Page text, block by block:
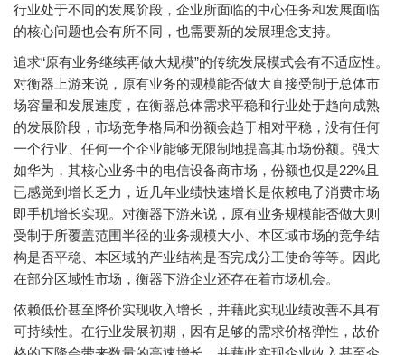
行业处于不同的发展阶段，企业所面临的中心任务和发展面临
的核心问题也会有所不同，也需要新的发展理念支持。
追求“原有业务继续再做大规模”的传统发展模式会有不适应性。
对衡器上游来说，原有业务的规模能否做大直接受制于总体市
场容量和发展速度，在衡器总体需求平稳和行业处于趋向成熟
的发展阶段，市场竞争格局和份额会趋于相对平稳，没有任何
一个行业、任何一个企业能够无限制地提高其市场份额。强大
如华为，其核心业务中的电信设备商市场，份额也仅是22%且
已感觉到增长乏力，近几年业绩快速增长是依赖电子消费市场
即手机增长实现。对衡器下游来说，原有业务规模能否做大则
受制于所覆盖范围半径的业务规模大小、本区域市场的竞争结
构是否平稳、本区域的产业结构是否完成分工使命等等。因此
在部分区域性市场，衡器下游企业还存在着市场机会。
依赖低价甚至降价实现收入增长，并藉此实现业绩改善不具有
可持续性。在行业发展初期，因有足够的需求价格弹性，故价